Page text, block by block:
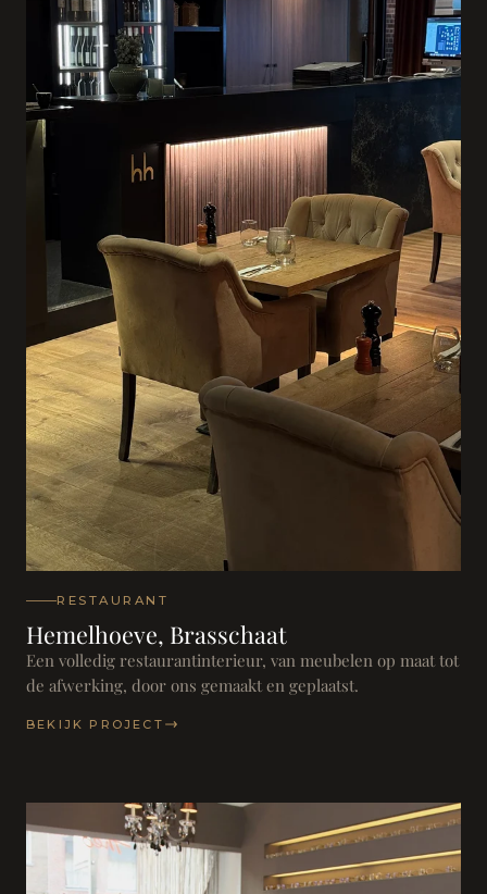
RESTAURANT
Hemelhoeve, Brasschaat
Een volledig restaurantinterieur, van meubelen op maat tot
de afwerking, door ons gemaakt en geplaatst.
BEKIJK PROJECT